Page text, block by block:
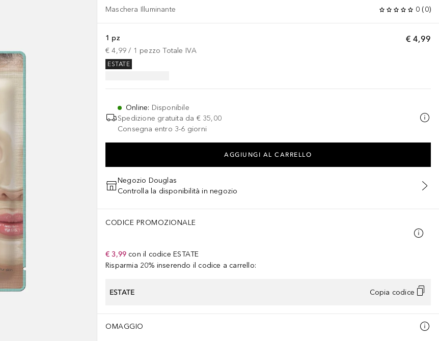
Maschera Illuminante 0 (0)
€ 4,99
1 pz
€ 4,99 / 1 pezzo Totale IVA
ESTATE
Online: Disponibile
Spedizione gratuita da € 35,00
Consegna entro 3-6 giorni
AGGIUNGI AL CARRELLO
Negozio Douglas
Controlla la disponibilità in negozio
CODICE PROMOZIONALE
€ 3,99 con il codice ESTATE
Risparmia 20% inserendo il codice a carrello:
ESTATE Copia codice
OMAGGIO